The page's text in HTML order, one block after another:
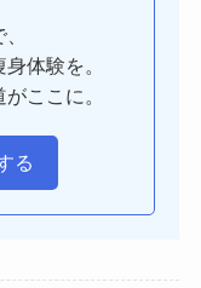
体験を。
ここに。
る